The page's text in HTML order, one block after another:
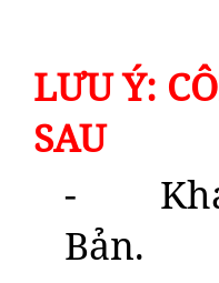
LƯU Ý:
SAU
-
Bản.